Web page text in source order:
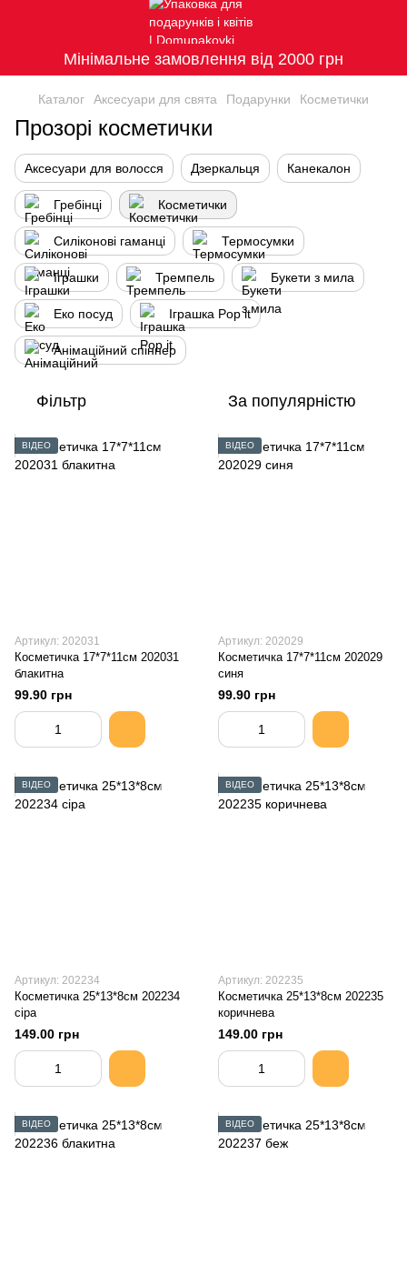
Мінімальне замовлення від 2000 грн
Каталог Аксесуари для свята Подарунки Косметички
Прозорі косметички
Аксесуари для волосся Дзеркальця Канекалон
Гребінці Косметички
Силіконові гаманці Термосумки
Іграшки Тремпель Букети з мила
Еко посуд Іграшка Рop it
Анімаційний спіннер
Фільтр За популярністю
ВІДЕО
Артикул: 202031
Косметичка 17*7*11см 202031
блакитна
99.90 грн
ВІДЕО
Артикул: 202029
Косметичка 17*7*11см 202029
синя
99.90 грн
ВІДЕО
Артикул: 202234
Косметичка 25*13*8см 202234
сіра
149.00 грн
ВІДЕО
Артикул: 202235
Косметичка 25*13*8см 202235
коричнева
149.00 грн
ВІДЕО ВІДЕО